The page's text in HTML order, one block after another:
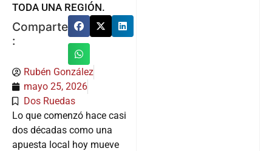
TODA UNA REGIÓN.
Comparte
:
Rubén González
mayo 25, 2026
Dos Ruedas
Lo que comenzó hace casi
dos décadas como una
apuesta local hoy mueve